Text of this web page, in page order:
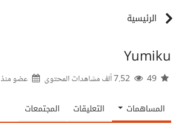
الرئيسية
Yumiku
عضو منذ
المساهمات التعليقات المجتمعات